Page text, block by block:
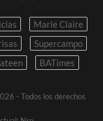
Marie Claire
Supercampo
BATimes
- Todos los derechos